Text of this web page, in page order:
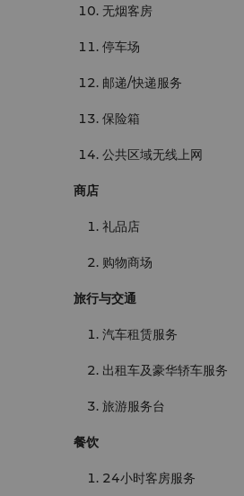
无烟客房
停车场
邮递/快递服务
保险箱
公共区域无线上网
商店
礼品店
购物商场
旅行与交通
汽车租赁服务
出租车及豪华轿车服务
旅游服务台
餐饮
24小时客房服务